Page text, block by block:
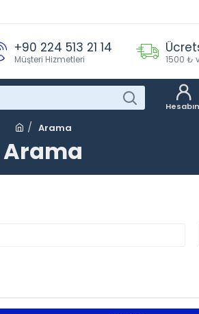
+90 224 513 21 14
Müşteri Hizmetleri 1500 ₺
Arama
Arama